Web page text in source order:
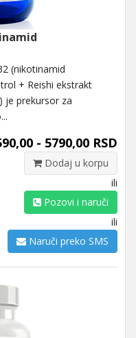
(nikotinamid
+ Reishi ekstrakt
je prekursor za
- 5790,00 RSD
Dodaj u korpu
ili
Pozovi i naruči
ili
Naruči preko SMS